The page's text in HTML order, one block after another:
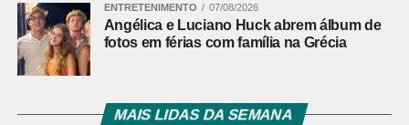
ENTRETENIMENTO 07/08/2026
Angélica e Luciano Huck abrem álbum de
fotos em férias com família na Grécia
MAIS LIDAS DA SEMANA